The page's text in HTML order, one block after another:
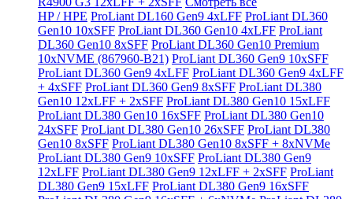
HP / HPE ProLiant DL160 Gen9 4xLFF ProLiant DL360
Gen10 10xSFF ProLiant DL360 Gen10 4xLFF ProLiant
DL360 Gen10 8xSFF ProLiant DL360 Gen10 Premium
10xNVME (867960-B21) ProLiant DL360 Gen9 10xSFF
ProLiant DL360 Gen9 4xLFF ProLiant DL360 Gen9 4xLFF
+ 4xSFF ProLiant DL360 Gen9 8xSFF ProLiant DL380
Gen10 12xLFF + 2xSFF ProLiant DL380 Gen10 15xLFF
ProLiant DL380 Gen10 16xSFF ProLiant DL380 Gen10
24xSFF ProLiant DL380 Gen10 26xSFF ProLiant DL380
Gen10 8xSFF ProLiant DL380 Gen10 8xSFF + 8xNVMe
ProLiant DL380 Gen9 10xSFF ProLiant DL380 Gen9
12xLFF ProLiant DL380 Gen9 12xLFF + 2xSFF ProLiant
DL380 Gen9 15xLFF ProLiant DL380 Gen9 16xSFF